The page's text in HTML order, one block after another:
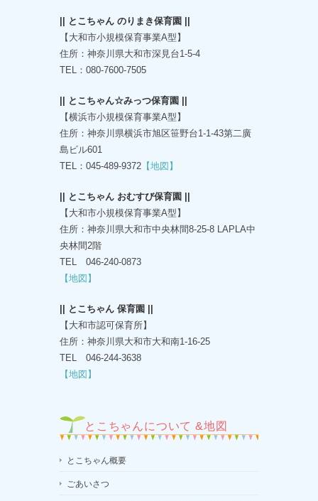
|| とこちゃん のりまき保育園 ||
【大和市小規模保育事業A型】
住所：神奈川県大和市深見台1-5-4
TEL：080-7600-7505
|| とこちゃん☆みっつ保育園 ||
【横浜市小規模保育事業A型】
住所：神奈川県横浜市旭区笹野台1-1-43第二廣
島ビル601
TEL：045-489-9372 【地図】
|| とこちゃん おむすび保育園 ||
【大和市小規模保育事業A型】
住所：神奈川県大和市中央林間8-25-8 LAPLA中
央林間2階
TEL 046-240-0873
【地図】
|| とこちゃん 保育園 ||
【大和市認可保育所】
住所：神奈川県大和市大和南1-16-25
TEL 046-244-3638
【地図】
とこちゃんについて &地図
とこちゃん概要
ごあいさつ